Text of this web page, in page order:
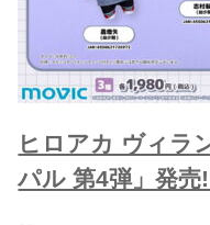
ヒロアカ ヴィラ
パル 第4弾」発売